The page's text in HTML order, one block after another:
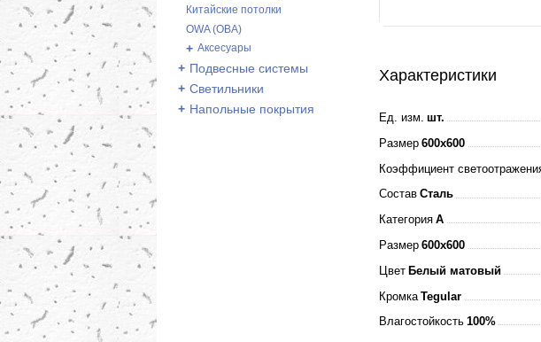
Китайские потолки
OWA (ОВА)
+ Аксесуары
+ Подвесные системы
+ Светильники
+ Напольные покрытия
Характеристики
Ед. изм. шт.
Размер 600x600
Коэффициент
Состав Сталь
Категория A
Размер 600x600
Цвет Белый матовый
Кромка Tegular
Влагостойкость 100%